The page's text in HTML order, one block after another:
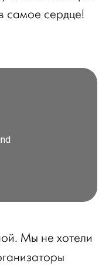
самое сердце!
Мы не хотели